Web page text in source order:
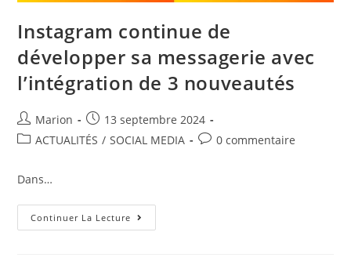
Instagram continue de
développer sa messagerie avec
l’intégration de 3 nouveautés
Marion
13 septembre 2024
ACTUALITÉS / SOCIAL MEDIA 0 commentaire
Dans…
Continuer La Lecture